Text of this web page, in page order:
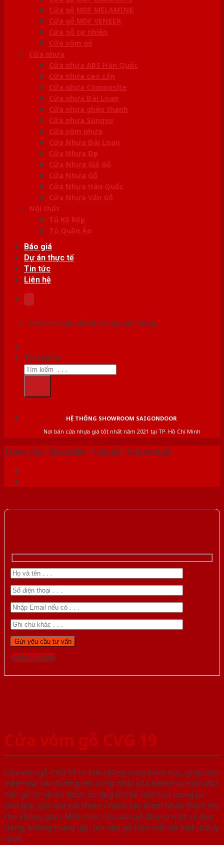
Cửa gỗ MDF MELAMINE
Cửa gỗ MDF VENEER
Cửa gỗ tự nhiên
Cửa vòm gỗ
Cửa nhựa
Cửa nhựa ABS Hàn Quốc
Cửa nhựa cao cấp
Cửa nhựa Composite
Cửa nhựa Đài Loan
Cửa nhựa ghép thanh
Cửa nhựa Sungyu
Cửa vòm nhựa
Cửa Nhựa Đài Loan
Cửa Nhựa Đẹp
Cửa Nhựa Giả Gỗ
Cửa Nhựa Gỗ
Cửa Nhựa Hàn Quốc
Cửa Nhựa Vân Gỗ
Nội thất
Tủ Kệ Bếp
Tủ Quần Áo
Báo giá
Dự án thực tế
Tin tức
Liên hệ
Chưa có sản phẩm trong giỏ hàng.
Tìm kiếm:
HỆ THỐNG SHOWROOM SAIGONDOOR
Nơi bán cửa nhựa giá tốt nhất năm 2021 tại TP. Hồ Chí Minh
Trang chủ /Sản phẩm /Cửa gỗ /Cửa vòm gỗ
Gọi 0976.169.864
Cửa vòm gỗ CVG 19
Cửa vòm gỗ CVG 19 có kiểu dáng cong mềm mại, giúp làm
mềm mại các đường nét cứng nhắc của kiến trúc hiện đại.
Vân gỗ tự nhiên được áp dụng lên bề mặt cửa mang lại
cảm giác gần gũi với thiên nhiên, tạo điểm nhấn thẩm mỹ
cho không gian. Mỗi chiếc cửa vân gỗ đều có một vẻ đẹp
riêng, không trùng lặp, bởi vân gỗ trên mỗi bề mặt là duy
nhất.